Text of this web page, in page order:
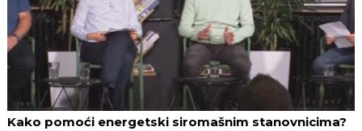
Kako pomoći energetski siromašnim stanovnicima?